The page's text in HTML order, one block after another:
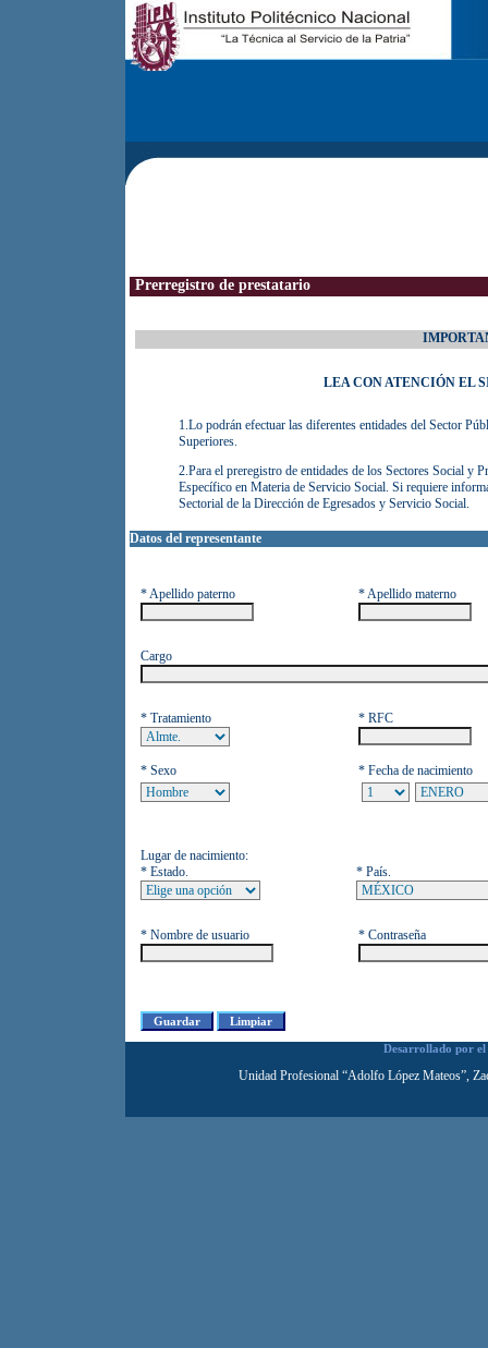
Prerregistro de prestatario
LEA CON ATENCIÓN EL
1.Lo podrán efectuar las diferentes entidades del Sector
Superiores.
2.Para el preregistro de entidades de los Sectores Social y
Específico en Materia de Servicio Social. Si requiere
Sectorial de la Dirección de Egresados y Servicio Social.
Datos del representante
* Apellido paterno * Apellido materno
Cargo
* Tratamiento * RFC
* Sexo * Fecha de nacimiento
Lugar de nacimiento:
* Estado.
* País.
* Nombre de usuario * Contraseña
Desarrollado por
Unidad Profesional “Adolfo López Mateos”,